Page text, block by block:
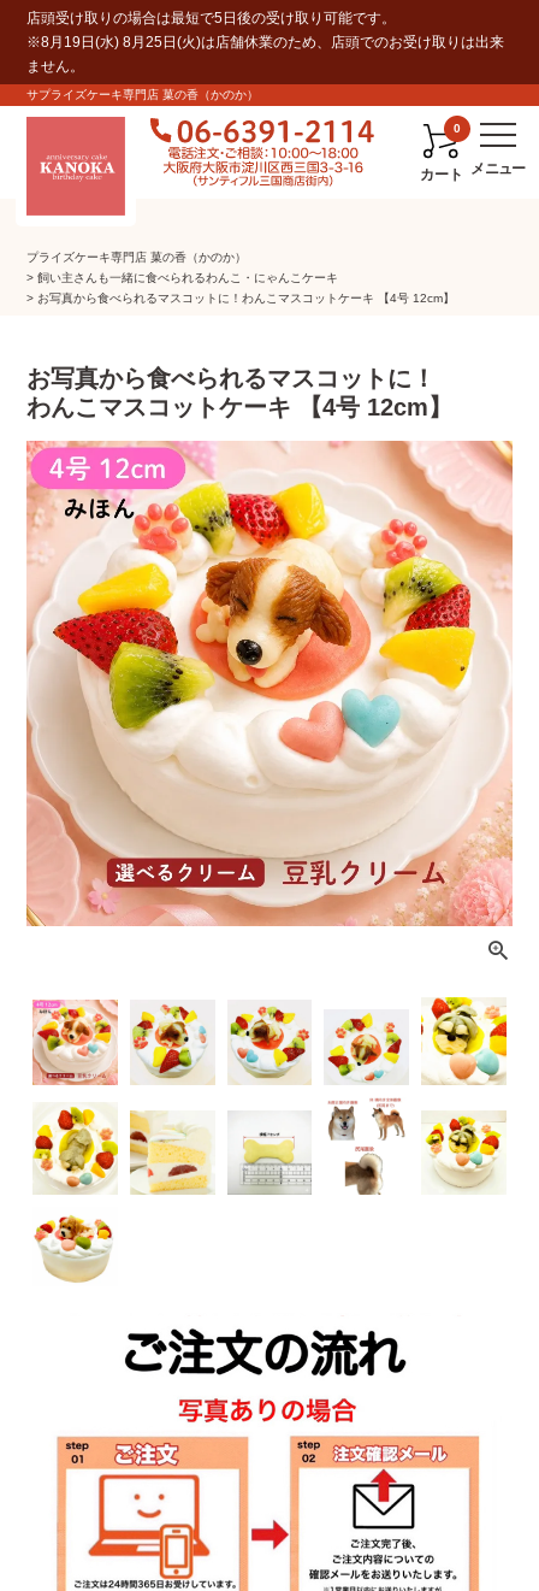
店頭受け取りの場合は最短で5日後の受け取り可能です。
※8月19日(水) 8月25日(火)は店舗休業のため、店頭でのお受け取りは出来
ません。
サプライズケーキ専門店 菓の香（かのか）
0
カート
プライズケーキ専⾨店 菓の⾹（かのか）
飼い主さんも一緒に食べられるわんこ・にゃんこケーキ
お写真から食べられるマスコットに！わんこマスコットケーキ 【4号 12cm】
お写真から食べられるマスコットに！
わんこマスコットケーキ 【4号 12cm】